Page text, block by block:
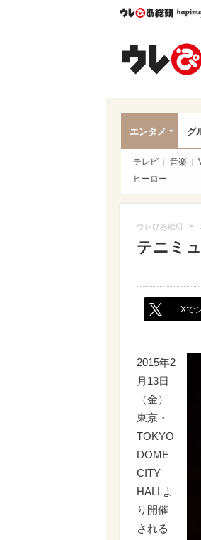
ウレ
エンタメ グ
テレビ 音楽
ヒーロー
ウレぴあ総研 >
テニミ
Xで
2015年2
月13日
（金）
東京・
TOKYO
DOME
CITY
HALLよ
り開催
される